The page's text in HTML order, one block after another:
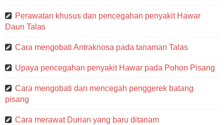
Perawatan khusus dan pencegahan penyakit Hawar
Daun Talas
Cara mengobati Antraknosa pada tanaman Talas
Upaya pencegahan penyakit Hawar pada Pohon Pisang
Cara mengobati dan mencegah penggerek batang
pisang
Cara merawat Durian yang baru ditanam